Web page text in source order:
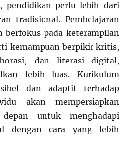
pendidikan perlu lebih dari
tradisional. Pembelajaran
berfokus pada keterampilan
kemampuan berpikir kritis,
dan literasi digital,
lebih luas. Kurikulum
dan adaptif terhadap
akan mempersiapkan
untuk menghadapi
dengan cara yang lebih